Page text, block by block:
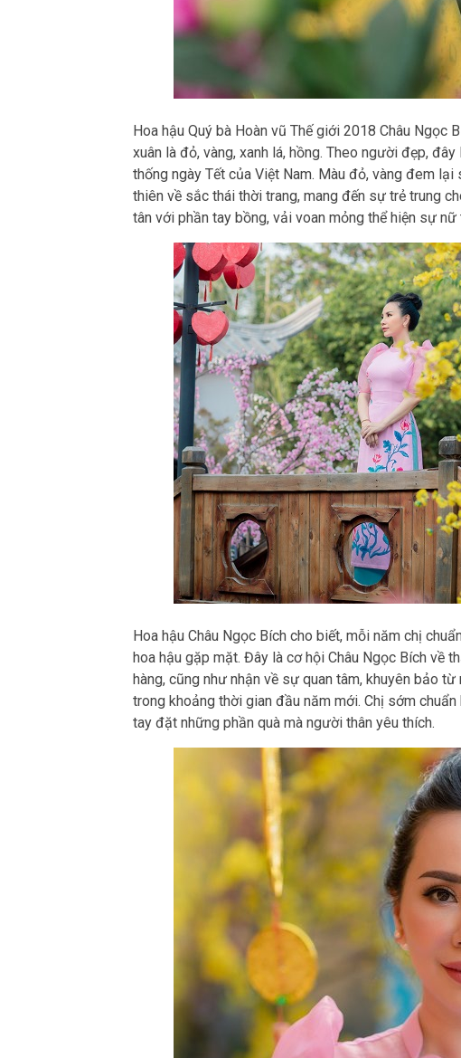
Hoa hậu Quý bà Hoàn vũ Thế giới 2018 Châu Ngọc
xuân là đỏ, vàng, xanh lá, hồng. Theo người đẹp,
thống ngày Tết của Việt Nam. Màu đỏ, vàng đem
thiên về sắc thái thời trang, mang đến sự trẻ trung
tân với phần tay bồng, vải voan mỏng thể hiện sự
Hoa hậu Châu Ngọc Bích cho biết, mỗi năm chị
hoa hậu gặp mặt. Đây là cơ hội Châu Ngọc Bích về
hàng, cũng như nhận về sự quan tâm, khuyên bảo
trong khoảng thời gian đầu năm mới. Chị sớm
tay đặt những phần quà mà người thân yêu thích.